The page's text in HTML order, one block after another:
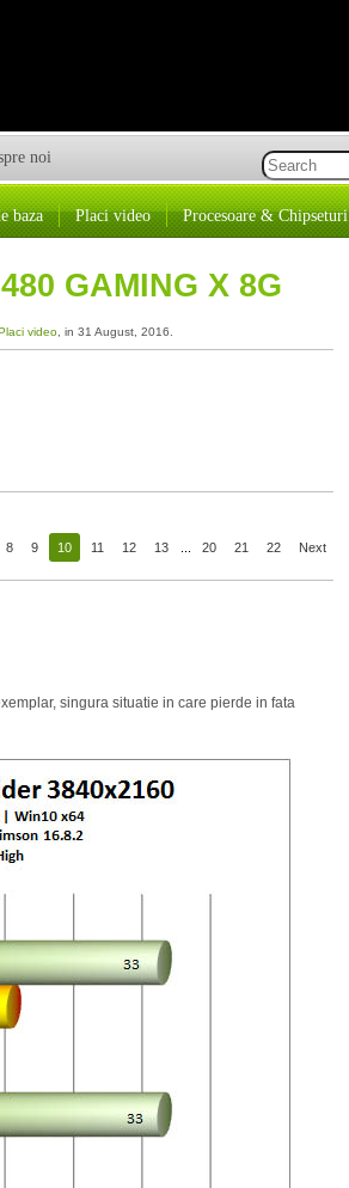
noi
baza Placi video Procesoare & Chipseturi
GAMING X 8G
video, in 31 August, 2016.
8 9 10 11 12 13 20 21 22 Next
singura situatie in care pierde in fata